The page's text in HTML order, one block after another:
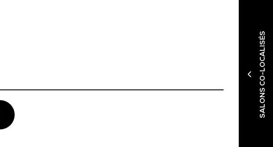
SALONS CO-LOCALISÉS